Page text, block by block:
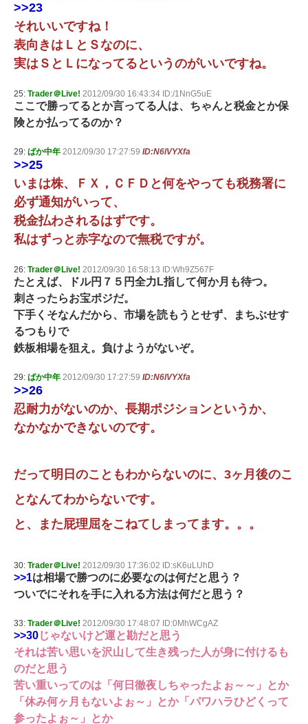
>>23
それいいですね！
表向きはＬとＳなのに、
実はＳとＬになってるというのがいいですね。
25: Trader＠Live! 2012/09/30 16:43:34 ID:/1NnG5uE
ここで勝ってるとか言ってる人は、ちゃんと税金とか保
険とか払ってるのか？
29: ばか中年 2012/09/30 17:27:59 ID:N6lVYXfa
>>25
いまは株、ＦＸ，ＣＦＤと何をやっても税務署に
必ず通知がいって、
税金払わされるはずです。
私はずっと赤字なので無税ですが。
26: Trader＠Live! 2012/09/30 16:58:13 ID:Wh9Z567F
たとえば、ドル円７５円全力L指して何か月も待つ。
刺さったらお宝ポジだ。
下手くそなんだから、市場を読もうとせず、まちぶせす
るつもりで
鉄板相場を狙え。負けようがないぞ。
29: ばか中年 2012/09/30 17:27:59 ID:N6lVYXfa
>>26
忍耐力がないのか、長期ポジションというか、
なかなかできないのです。
だって明日のこともわからないのに、3ヶ月後のこ
となんてわからないです。
と、また屁理屈をこねてしまってます。。。
30: Trader＠Live! 2012/09/30 17:36:02 ID:sK6uLUhD
>>1は相場で勝つのに必要なのは何だと思う？
ついでにそれを手に入れる方法は何だと思う？
33: Trader＠Live! 2012/09/30 17:48:07 ID:0MhWCgAZ
>>30じゃないけど運と勘だと思う
それは苦い思いを沢山して生き残った人が身に付けるも
のだと思う
苦い重いってのは「何日徹夜しちゃったよぉ～～」とか
「休み何ヶ月もないよぉ～」とか「パワハラひどくって
参ったよぉ～」とか